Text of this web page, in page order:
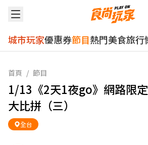
城市玩家優惠券節目熱門美食旅行
首頁 / 節目
1/13《2天1夜go》網路限
大比拼（三）
全台